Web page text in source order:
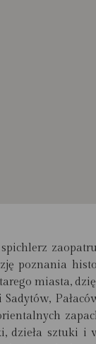
spichlerz
poznania
miasta,
dzieła sztuki i